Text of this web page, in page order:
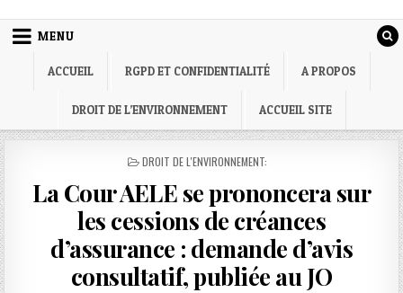
MENU
ACCUEIL RGPD ET CONFIDENTIALITÉ A PROPOS
DROIT DE L’ENVIRONNEMENT ACCUEIL SITE
POSTED
DROIT DE L'ENVIRONNEMENT:
La Cour AELE se prononcera sur
les cessions de créances
d’assurance : demande d’avis
consultatif, publiée au JO